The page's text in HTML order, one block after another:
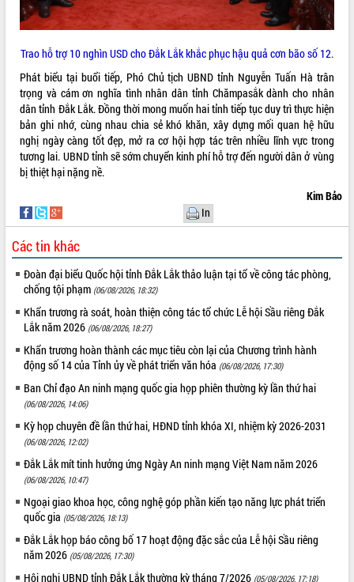
Thường trực HĐND tỉnh Đắk Lắk gặp
mặt Đoàn chuyên gia y tế TP. Hồ Chí
Lễ truy điệu và an táng hài cốt liệt sĩ
tại Nghĩa trang Liệt sĩ xã Sơn Hòa
Bàn giải pháp tháo gỡ khó khăn trong
xuất khẩu sầu riêng và triển khai quy
định EUDR
Thứ trưởng Bộ Nông nghiệp và Môi
trường Nguyễn Hoàng Hiệp khảo sát
vùng trồng và doanh nghiệp đóng gói
Trình diễn nghệ thuật chế biến các
món ăn từ sầu riêng
Đắk Lắk công bố Quy hoạch và xúc
tiến đầu tư tỉnh
Ngành cá ngừ Đắk Lắk chủ động thích
ứng để giữ vững thị trường xuất khẩu
Diễn đàn Kinh tế tư nhân Việt Nam đột
phá cơ chế - Hợp tác công tư
Đề án 06 tạo bước ngoặt đột phá trong
cải cách hành chính tỉnh Đắk Lắk
Kết nối tour, đẩy mạnh chuyển đổi số
để phát triển du lịch Đắk Lắk
Khởi động Dự án Đầu tư xây dựng hạ
tầng kỹ thuật Cụm công nghiệp Tân
Tiến
Gặp mặt các cơ quan báo chí nhân Kỷ
niệm 101 năm Ngày Báo chí Cách
mạng Việt Nam
Đắk Lắk sơ kết 4 năm triển khai thực
hiện Đề án 06 của Chính phủ
THỐNG KÊ TRUY CẬP
Hôm nay: 22944
Tất cả:
66035684
Trao hỗ trợ 10 nghìn USD cho Đắk Lắk khắc phục hậu quả cơn bão số 12.
Phát biểu tại buổi tiếp, Phó Chủ tịch UBND tỉnh Nguyễn Tuấn Hà trân
trọng và cám ơn nghĩa tình nhân dân tỉnh Chămpasắk dành cho nhân
dân tỉnh Đắk Lắk. Đồng thời mong muốn hai tỉnh tiếp tục duy trì thực hiện
bản ghi nhớ, cùng nhau chia sẻ khó khăn, xây dựng mối quan hệ hữu
nghị ngày càng tốt đẹp, mở ra cơ hội hợp tác trên nhiều lĩnh vực trong
tương lai. UBND tỉnh sẽ sớm chuyển kinh phí hỗ trợ đến người dân ở vùng
bị thiệt hại nặng nề.
Kim Bảo
In
Các tin khác
Đoàn đại biểu Quốc hội tỉnh Đắk Lắk thảo luận tại tổ về công tác phòng,
chống tội phạm (06/08/2026, 18:32)
Khẩn trương rà soát, hoàn thiện công tác tổ chức Lễ hội Sầu riêng Đắk
Lắk năm 2026 (06/08/2026, 18:27)
Khẩn trương hoàn thành các mục tiêu còn lại của Chương trình hành
động số 14 của Tỉnh ủy về phát triển văn hóa (06/08/2026, 17:30)
Ban Chỉ đạo An ninh mạng quốc gia họp phiên thường kỳ lần thứ hai
(06/08/2026, 14:06)
Kỳ họp chuyên đề lần thứ hai, HĐND tỉnh khóa XI, nhiệm kỳ 2026-2031
(06/08/2026, 12:02)
Đắk Lắk mít tinh hưởng ứng Ngày An ninh mạng Việt Nam năm 2026
(06/08/2026, 10:47)
Ngoại giao khoa học, công nghệ góp phần kiến tạo năng lực phát triển
quốc gia (05/08/2026, 18:13)
Đắk Lắk họp báo công bố 17 hoạt động đặc sắc của Lễ hội Sầu riêng
năm 2026 (05/08/2026, 17:30)
Hội nghị UBND tỉnh Đắk Lắk thường kỳ tháng 7/2026 (05/08/2026, 17:18)